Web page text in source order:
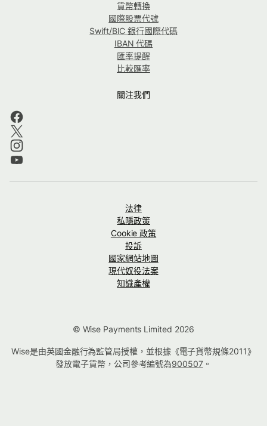
貨幣轉換
國際股票代號
Swift/BIC 銀行國際代碼
IBAN 代碼
匯率提醒
比較匯率
關注我們
法律
私隱政策
Cookie 政策
投訴
國家網站地圖
現代奴役法案
知識產權
© Wise Payments Limited 2026
Wise是由英國金融行為監管局授權，並根據《電子貨幣規條2011》
發放電子貨幣，公司參考編號為900507。